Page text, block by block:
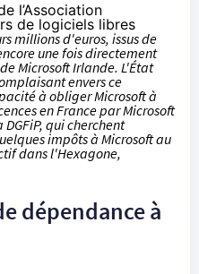
l’Association
de logiciels libres
millions d'euros, issus de
une fois directement
Microsoft Irlande. L'État
envers ce
à obliger Microsoft à
en France par Microsoft
qui cherchent
impôts à Microsoft au
dans l'Hexagone,
dépendance à